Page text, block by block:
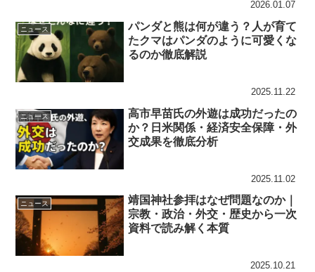
2026.01.07
ニュース
パンダと熊は何が違う？人が育て
たクマはパンダのように可愛くな
るのか徹底解説
2025.11.22
ニュース
高市早苗氏の外遊は成功だったの
か？日米関係・経済安全保障・外
交成果を徹底分析
2025.11.02
ニュース
靖国神社参拝はなぜ問題なのか｜
宗教・政治・外交・歴史から一次
資料で読み解く本質
2025.10.21